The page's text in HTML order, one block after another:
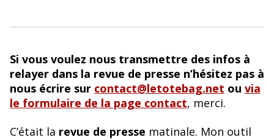
Si vous voulez nous transmettre des infos à
relayer dans la revue de presse n’hésitez pas à
nous écrire sur contact@letotebag.net ou via
le formulaire de la page contact, merci.
C’était la revue de presse matinale. Mon outil